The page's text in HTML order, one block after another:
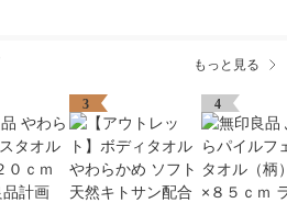
もっと見る
3 4